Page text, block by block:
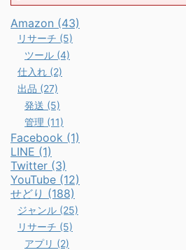
Amazon (43)
リサーチ (5)
ツール (4)
仕入れ (2)
出品 (27)
発送 (5)
管理 (11)
Facebook (1)
LINE (1)
Twitter (3)
YouTube (12)
せどり (188)
ジャンル (25)
リサーチ (5)
アプリ (2)